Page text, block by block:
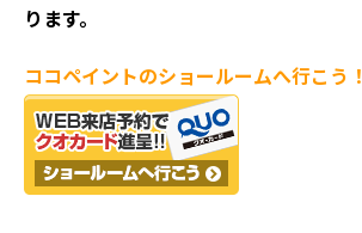
ります。
ココペイントのショールームへ行こう！